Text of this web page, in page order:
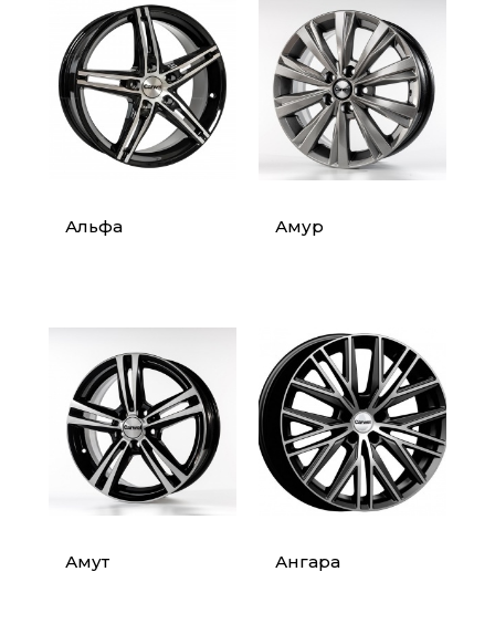
Альфа Амур
Амут Ангара